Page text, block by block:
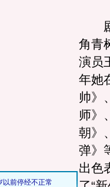
剧
角青
演员
年她
帅》
师》
朝》
弹》
出色